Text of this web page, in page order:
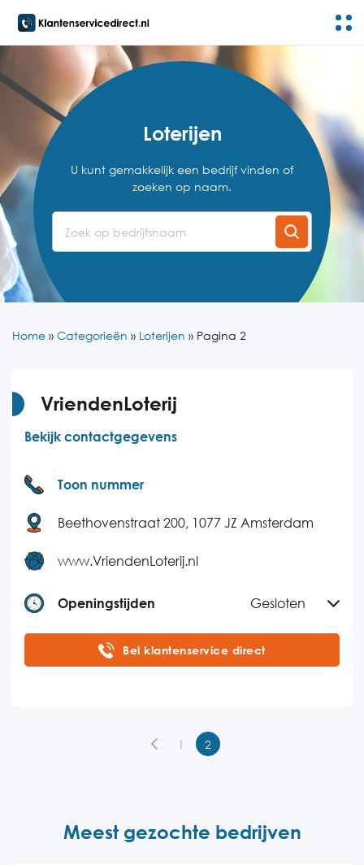
Loterijen
U kunt gemakkelijk een bedrijf vinden of
zoeken op naam.
Home » Categorieën » Loterijen » Pagina 2
VriendenLoterij
Bekijk contactgegevens
Toon nummer
Beethovenstraat 200, 1077 JZ Amsterdam
www.VriendenLoterij.nl
Openingstijden Gesloten
Bel klantenservice direct
1 2
Meest gezochte bedrijven